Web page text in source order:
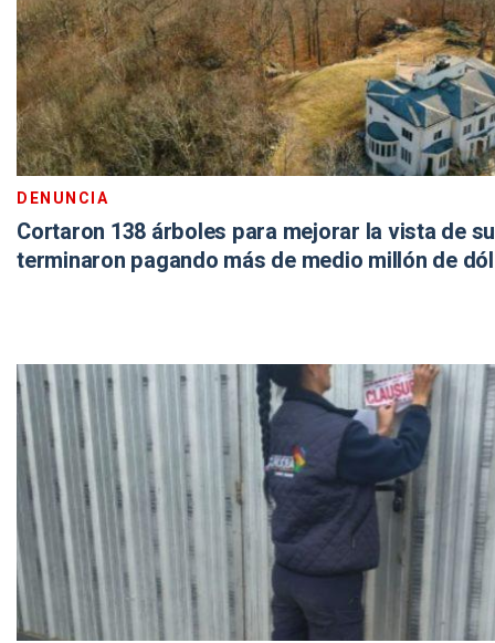
DENUNCIA
Cortaron 138 árboles para mejorar la vista de
terminaron pagando más de medio millón de